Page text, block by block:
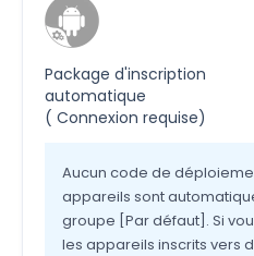
Package d'inscription
automatique
( Connexion requise)
Aucun code de
appareils sont
groupe [Par défaut]. Si
les appareils inscrits vers